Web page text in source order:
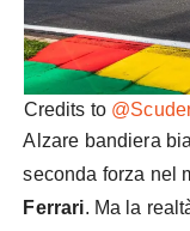
Credits to
Alzare bandiera
seconda forza nel
Ferrari. Ma la